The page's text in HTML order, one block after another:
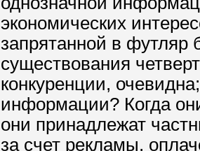
экономических
запрятанной в футляр
существования
конкуренции,
информации? Когда
они принадлежат
за счет рекламы,